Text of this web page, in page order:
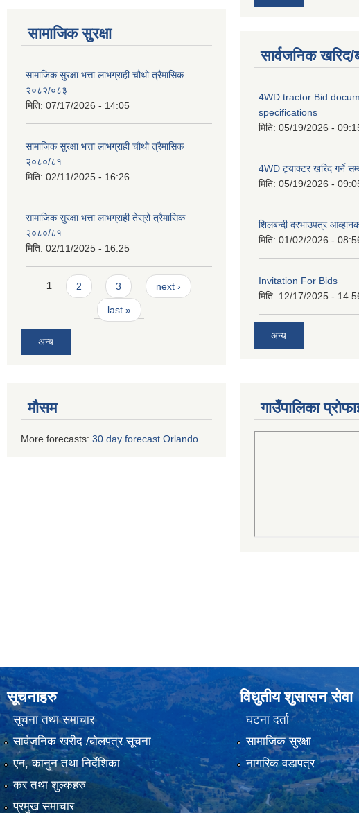
सामाजिक सुरक्षा
सामाजिक सुरक्षा भत्ता लाभग्राही चौथो त्रैमासिक
२०८२/०८३
मिति: 07/17/2026 - 14:05
सामाजिक सुरक्षा भत्ता लाभग्राही चौथो त्रैमासिक
२०८०/८१
मिति: 02/11/2025 - 16:26
सामाजिक सुरक्षा भत्ता लाभग्राही तेस्रो त्रैमासिक
२०८०/८१
मिति: 02/11/2025 - 16:25
Pages
1 2 3 next ›
last »
अन्य
सार्वजनिक
4WD tractor Bid
specifications
मिति: 05/19/2026 -
4WD ट्याक्टर खरिद गर्ने
मिति: 05/19/2026 -
शिलबन्दी दरभाउपत्र
मिति: 01/02/2026 -
Invitation For Bids
मिति: 12/17/2025 -
अन्य
मौसम
More forecasts: 30 day forecast Orlando
गाउँपालिका
सूचनाहरु
सूचना तथा समाचार
सार्वजनिक खरीद /बोलपत्र सूचना
एन, कानुन तथा निर्देशिका
कर तथा शुल्कहरु
प्रमुख समाचार
विधुतीय शुसासन सेवा
घटना दर्ता
सामाजिक सुरक्षा
नागरिक वडापत्र